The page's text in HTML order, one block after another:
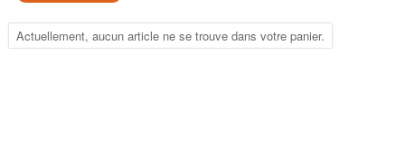
Actuellement, aucun article ne se trouve dans votre panier.